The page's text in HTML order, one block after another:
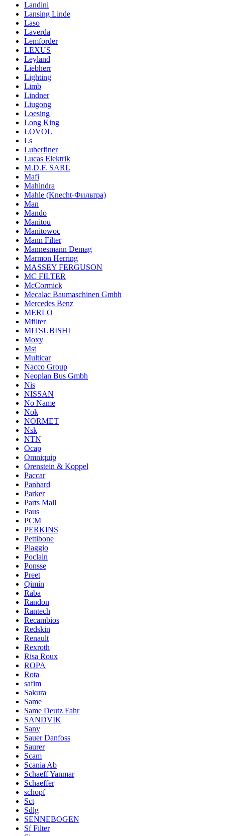
Landini
Lansing Linde
Laso
Laverda
Lemforder
LEXUS
Leyland
Liebherr
Lighting
Limb
Lindner
Liugong
Loesing
Long King
LOVOL
Ls
Luberfiner
Lucas Elektrik
M.D.F. SARL
Mafi
Mahindra
Mahle (Knecht-Фильтра)
Man
Mando
Manitou
Manitowoc
Mann Filter
Mannesmann Demag
Marmon Herring
MASSEY FERGUSON
MC FILTER
McCormick
Mecalac Baumaschinen Gmbh
Mercedes Benz
MERLO
Mfilter
MITSUBISHI
Moxy
Mst
Multicar
Nacco Group
Neoplan Bus Gmbh
Nis
NISSAN
No Name
Nok
NORMET
Nsk
NTN
Ocap
Omniquip
Orenstein & Koppel
Paccar
Panhard
Parker
Parts Mall
Paus
PCM
PERKINS
Pettibone
Piaggio
Poclain
Ponsse
Preet
Qimin
Raba
Randon
Rantech
Recambios
Redskin
Renault
Rexroth
Risa Roux
ROPA
Rota
safim
Sakura
Same
Same Deutz Fahr
SANDVIK
Sany
Sauer Danfoss
Saurer
Scam
Scania Ab
Schaeff Yanmar
Schaeffer
schopf
Sct
Sdlg
SENNEBOGEN
Sf Filter